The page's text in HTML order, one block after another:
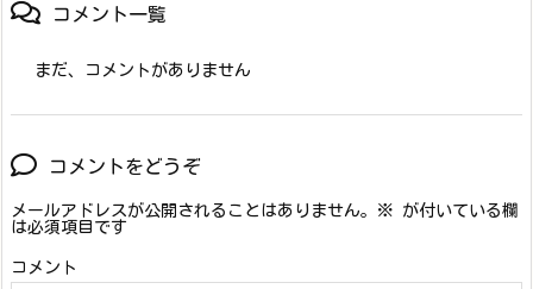
コメント一覧
まだ、コメントがありません
コメントをどうぞ
メールアドレスが公開されることはありません。 ※ が付いている欄
は必須項目です
コメント